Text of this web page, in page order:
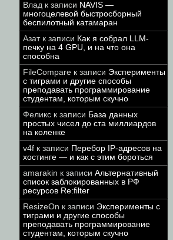
Влад к записи NAVIS —
многоцелевой быстросборный
беспилотный катамаран
Азатк записи Как я собрал LLM-
печку на 4 GPU, и на что она
способна
FileCompare к записи Эксперименты
с тиграми и другие способы
преподавать программирование
студентам, которым скучно
Феликс к записи База данных
простых чисел до ста миллиардов
на коленке
v4f к записи Перебор IP-адресов на
хостинге — и как с этим бороться
amarakin к записи Альтернативный
список заблокированных в РФ
ресурсов Re:filter
ResizeOn к записи Эксперименты с
тиграми и другие способы
преподавать программирование
студентам, которым скучно